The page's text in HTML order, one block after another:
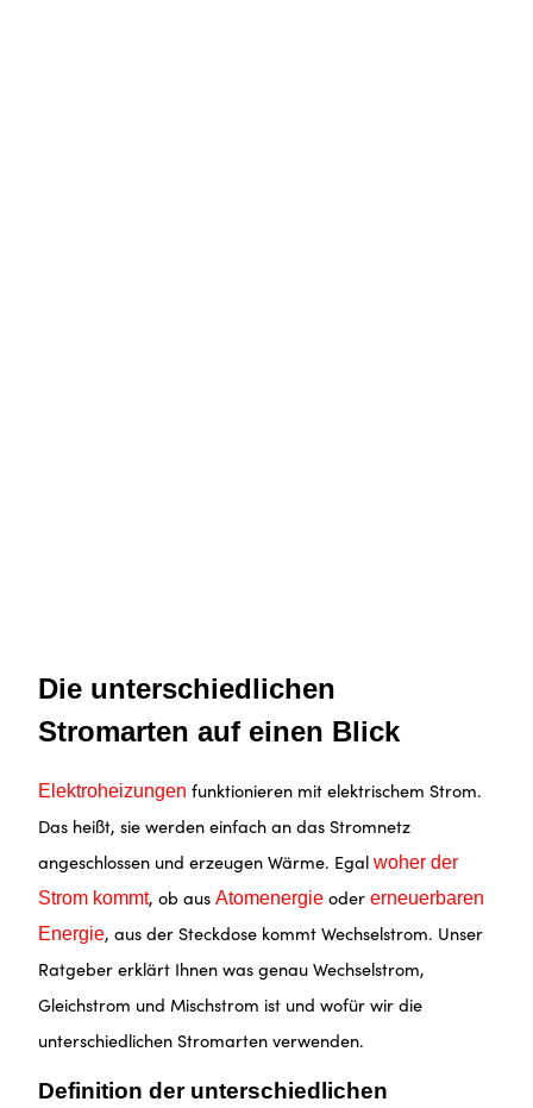
Die unterschiedlichen
Stromarten auf einen Blick
Elektroheizungen funktionieren mit elektrischem Strom.
Das heißt, sie werden einfach an das Stromnetz
angeschlossen und erzeugen Wärme. Egalwoher der
Strom kommt, ob ausAtomenergie odererneuerbaren
Energie, aus der Steckdose kommt Wechselstrom. Unser
Ratgeber erklärt Ihnen was genau Wechselstrom,
Gleichstrom und Mischstrom ist und wofür wir die
unterschiedlichen Stromarten verwenden.
Definition der unterschiedlichen